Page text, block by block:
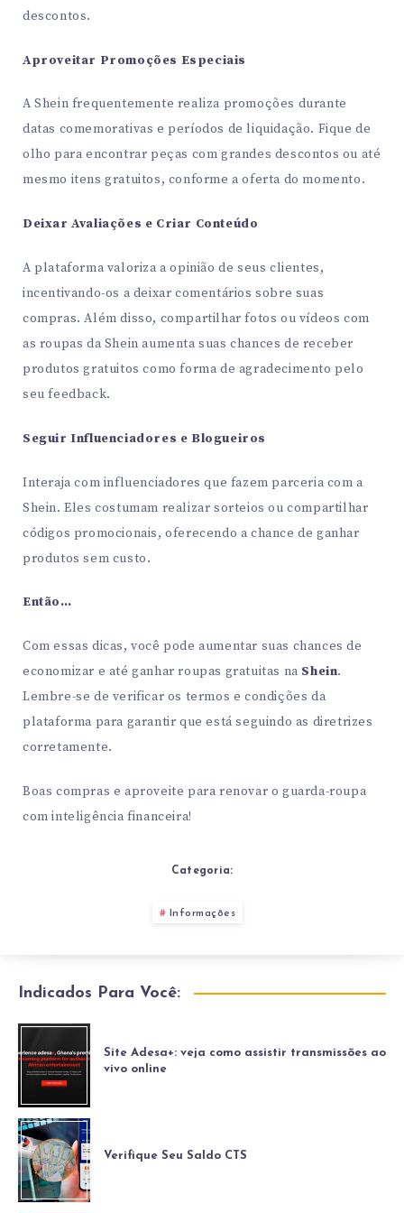
descontos.
Aproveitar Promoções Especiais
A Shein frequentemente realiza promoções durante
datas comemorativas e períodos de liquidação. Fique de
olho para encontrar peças com grandes descontos ou até
mesmo itens gratuitos, conforme a oferta do momento.
Deixar Avaliações e Criar Conteúdo
A plataforma valoriza a opinião de seus clientes,
incentivando-os a deixar comentários sobre suas
compras. Além disso, compartilhar fotos ou vídeos com
as roupas da Shein aumenta suas chances de receber
produtos gratuitos como forma de agradecimento pelo
seu feedback.
Seguir Influenciadores e Blogueiros
Interaja com influenciadores que fazem parceria com a
Shein. Eles costumam realizar sorteios ou compartilhar
códigos promocionais, oferecendo a chance de ganhar
produtos sem custo.
Então…
Com essas dicas, você pode aumentar suas chances de
economizar e até ganhar roupas gratuitas na Shein.
Lembre-se de verificar os termos e condições da
plataforma para garantir que está seguindo as diretrizes
corretamente.
Boas compras e aproveite para renovar o guarda-roupa
com inteligência financeira!
Categoria:
Informações
Indicados Para Você:
Site Adesa+: veja como assistir transmissões ao
vivo online
Verifique Seu Saldo CTS